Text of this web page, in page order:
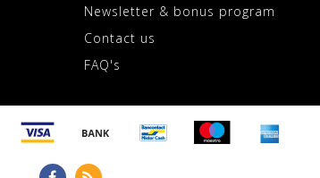
Newsletter & bonus program
Contact us
FAQ's